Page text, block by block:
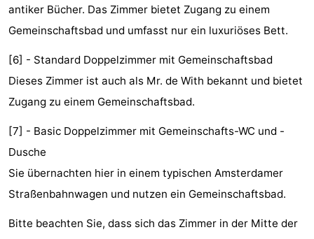
Städte
Sport
-
Wandern
Unterhaltung
Nachtleben
antiker Bücher. Das Zimmer bietet Zugang zu einem
Gemeinschaftsbad und umfasst nur ein luxuriöses Bett.
[6] - Standard Doppelzimmer mit Gemeinschaftsbad
Dieses Zimmer ist auch als Mr. de With bekannt und bietet
Zugang zu einem Gemeinschaftsbad.
[7] - Basic Doppelzimmer mit Gemeinschafts-WC und -
Dusche
Sie übernachten hier in einem typischen Amsterdamer
Straßenbahnwagen und nutzen ein Gemeinschaftsbad.
Bitte beachten Sie, dass sich das Zimmer in der Mitte der